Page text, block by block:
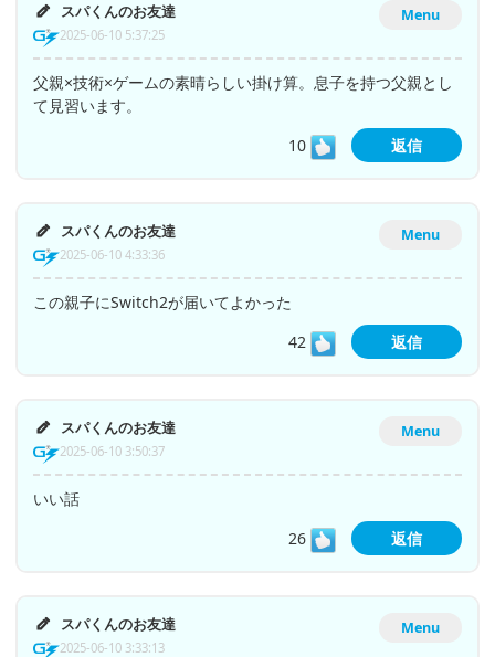
Menu
スパくんのお友達
2025-06-10 5:37:25
父親×技術×ゲームの素晴らしい掛け算。息子を持つ父親とし
て見習います。
10
返信
Menu
スパくんのお友達
2025-06-10 4:33:36
この親子にSwitch2が届いてよかった
42
返信
Menu
スパくんのお友達
2025-06-10 3:50:37
いい話
26
返信
Menu
スパくんのお友達
2025-06-10 3:33:13